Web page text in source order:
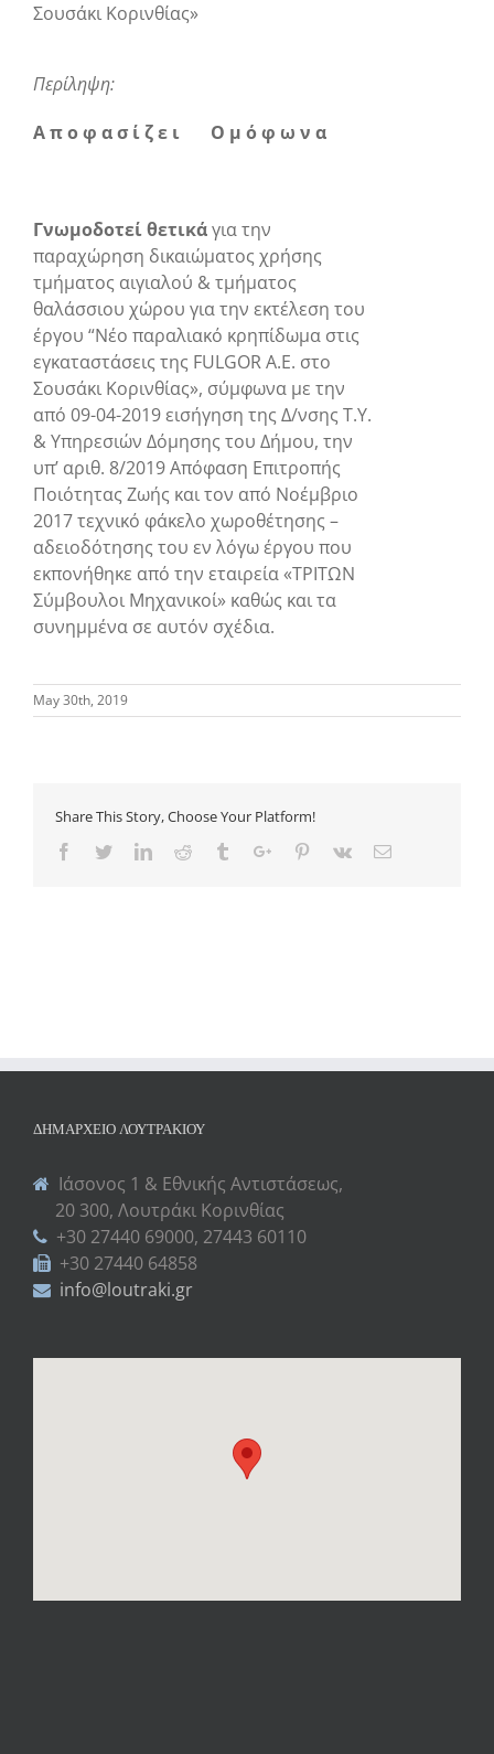
Σουσάκι Κορινθίας»
Περίληψη:
Α π ο φ α σ ί ζ ε ι Ο μ ό φ ω ν α
Γνωμοδοτεί θετικάγιατην
παραχώρηση δικαιώματος χρήσης
τμήματος αιγιαλού & τμήματος
θαλάσσιου χώρου για την εκτέλεση του
έργου “Νέο παραλιακό κρηπίδωμα στις
εγκαταστάσεις της FULGOR A.E. στο
Σουσάκι Κορινθίας», σύμφωνα με την
από 09-04-2019 εισήγηση της Δ/νσης Τ.Υ.
& Υπηρεσιών Δόμησης του Δήμου, την
υπ’ αριθ. 8/2019 Απόφαση Επιτροπής
Ποιότητας Ζωής και τον από Νοέμβριο
2017 τεχνικό φάκελο χωροθέτησης –
αδειοδότησης του εν λόγω έργου που
εκπονήθηκε από την εταιρεία «ΤΡΙΤΩΝ
Σύμβουλοι Μηχανικοί» καθώς και τα
συνημμένα σε αυτόν σχέδια.
May 30th, 2019
Share This Story, Choose Your Platform!
Facebook
TwitterLinkedinReddit TumblrGoogle+Pinterest
Vk Email
ΔΗΜΑΡΧΕΊΟ ΛΟΥΤΡΑΚΊΟΥ
Ιάσονος 1 & Εθνικής Αντιστάσεως,
20 300, Λουτράκι Κορινθίας
+30 27440 69000, 27443 60110
+30 27440 64858
info@loutraki.gr